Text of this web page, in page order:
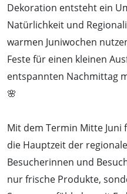
Dekoration entsteht ein
Natürlichkeit und
warmen Juniwochen
Feste für einen kleinen
entspannten Nachmittag
🌸
Mit dem Termin Mitte Juni
die Hauptzeit der
Besucherinnen und
nur frische Produkte,